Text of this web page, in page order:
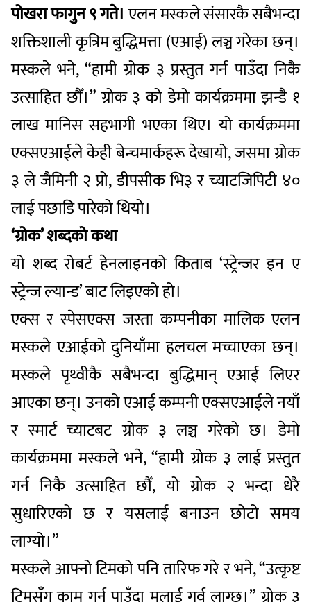
पोखरा फागुन ९ गते।एलन मस्कले संसारकै सबैभन्दा
शक्तिशाली कृत्रिम बुद्धिमत्ता (एआई) लञ्च गरेका छन्।
मस्कले भने, “हामी ग्रोक ३ प्रस्तुत गर्न पाउँदा निकै
उत्साहित छौँ।” ग्रोक ३ को डेमो कार्यक्रममा झन्डै १
लाख मानिस सहभागी भएका थिए। यो कार्यक्रममा
एक्सएआईले केही बेन्चमार्कहरू देखायो, जसमा ग्रोक
३ ले जैमिनी २ प्रो, डीपसीक भि३ र च्याटजिपिटी ४०
लाई पछाडि पारेको थियो।
‘ग्रोक’ शब्दको कथा
यो शब्द रोबर्ट हेनलाइनको किताब ‘स्ट्रेन्जर इन ए
स्ट्रेन्ज ल्यान्ड’ बाट लिइएको हो।
एक्स र स्पेसएक्स जस्ता कम्पनीका मालिक एलन
मस्कले एआईको दुनियाँमा हलचल मच्चाएका छन्।
मस्कले पृथ्वीकै सबैभन्दा बुद्धिमान् एआई लिएर
आएका छन्। उनको एआई कम्पनी एक्सएआईले नयाँ
र स्मार्ट च्याटबट ग्रोक ३ लञ्च गरेको छ। डेमो
कार्यक्रममा मस्कले भने, “हामी ग्रोक ३ लाई प्रस्तुत
गर्न निकै उत्साहित छौँ, यो ग्रोक २ भन्दा धेरै
सुधारिएको छ र यसलाई बनाउन छोटो समय
लाग्यो।”
मस्कले आफ्नो टिमको पनि तारिफ गरे र भने, “उत्कृष्ट